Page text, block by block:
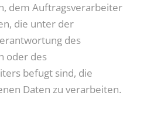
dem Auftragsverarbeiter
die unter der
des
oder des
befugt sind, die
Daten zu verarbeiten.